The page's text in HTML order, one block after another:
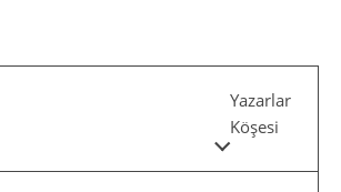
Yazarlar
Köşesi